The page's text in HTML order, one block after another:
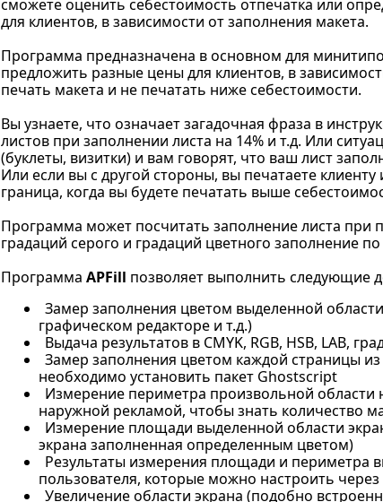
сможете оценить себестоимость отпечатка или
для клиентов, в зависимости от заполнения макета.
Программа предназначена в основном для
предложить разные цены для клиентов, в
печать макета и не печатать ниже себестоимости.
Вы узнаете, что означает загадочная фраза в
листов при заполнении листа на 14% и т.д. Или
(буклеты, визитки) и вам говорят, что ваш лист
Или если вы с другой стороны, вы печатаете
граница, когда вы будете печатать выше
Программа может посчитать заполнение листа при
градаций серого и градаций цветного заполнение
Программа APFill позволяет выполнить следующие
Замер заполнения цветом выделенной
графическом редакторе и т.д.)
Выдача результатов в CMYK, RGB, HSB, LAB,
Замер заполнения цветом каждой страницы
необходимо установить пакет Ghostscript
Измерение периметра произвольной области
наружной рекламой, чтобы знать количество
Измерение площади выделенной области
экрана заполненная определенным цветом)
Результаты измерения площади и периметра
пользователя, которые можно настроить
Увеличение области экрана (подобно